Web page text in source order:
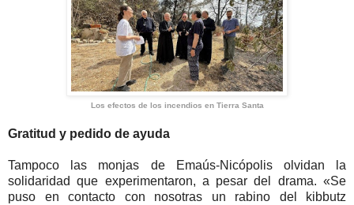
Los efectos de los incendios en Tierra Santa
Gratitud y pedido de ayuda
Tampoco las monjas de Emaús-Nicópolis olvidan la
solidaridad que experimentaron, a pesar del drama. «Se
puso en contacto con nosotras un rabino del kibbutz